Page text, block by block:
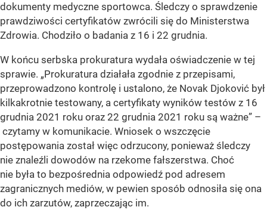
dokumenty medyczne sportowca. Śledczy o sprawdzenie
prawdziwości certyfikatów zwrócili się do Ministerstwa
Zdrowia. Chodziło o badania z 16 i 22 grudnia.
W końcu serbska prokuratura wydała oświadczenie w tej
sprawie. „Prokuratura działała zgodnie z przepisami,
przeprowadzono kontrolę i ustalono, że Novak Djoković był
kilkakrotnie testowany, a certyfikaty wyników testów z 16
grudnia 2021 roku oraz 22 grudnia 2021 roku są ważne” –
czytamy w komunikacie. Wniosek o wszczęcie
postępowania został więc odrzucony, ponieważ śledczy
nie znaleźli dowodów na rzekome fałszerstwa. Choć
nie była to bezpośrednia odpowiedź pod adresem
zagranicznych mediów, w pewien sposób odnosiła się ona
do ich zarzutów, zaprzeczając im.